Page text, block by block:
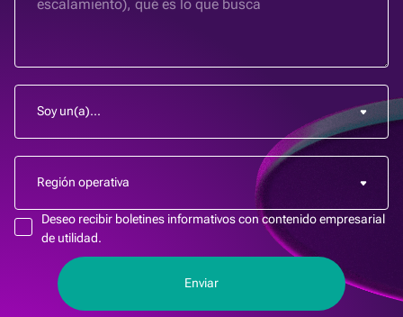
Deseo recibir boletines informativos con contenido empresarial
de utilidad.